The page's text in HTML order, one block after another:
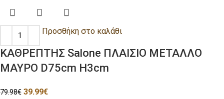
Προσθήκη στο καλάθι
ΚΑΘΡΕΠΤΗΣ Salone ΠΛΑΙΣΙΟ ΜΕΤΑΛΛΟ
ΜΑΥΡΟ D75cm H3cm
79.98€ 39.99€